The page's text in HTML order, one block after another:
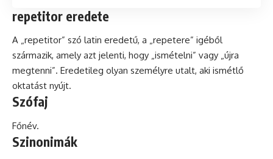
repetitor eredete
A „repetitor” szó latin eredetű, a „repetere” igéből
származik, amely azt jelenti, hogy „ismételni” vagy „újra
megtenni”. Eredetileg olyan személyre utalt, aki ismétlő
oktatást nyújt.
Szófaj
Főnév.
Szinonimák